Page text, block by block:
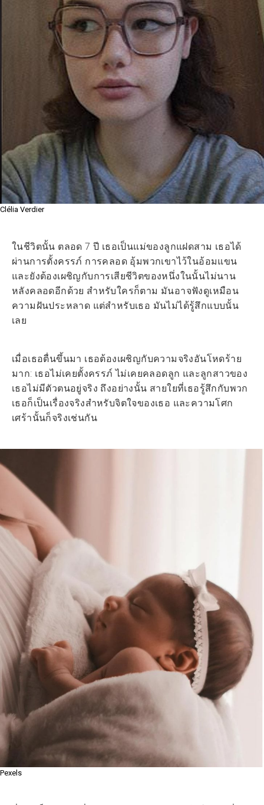
Clélia Verdier
ในชีวิตนั้น ตลอด 7 ปี เธอเป็นแม่ของลูกแฝดสาม เธอได้
ผ่านการตั้งครรภ์ การคลอด อุ้มพวกเขาไว้ในอ้อมแขน
และยังต้องเผชิญกับการเสียชีวิตของหนึ่งในนั้นไม่นาน
หลังคลอดอีกด้วย สำหรับใครก็ตาม มันอาจฟังดูเหมือน
ความฝันประหลาด แต่สำหรับเธอ มันไม่ได้รู้สึกแบบนั้น
เลย
เมื่อเธอตื่นขึ้นมา เธอต้องเผชิญกับความจริงอันโหดร้าย
มาก: เธอไม่เคยตั้งครรภ์ ไม่เคยคลอดลูก และลูกสาวของ
เธอไม่มีตัวตนอยู่จริง ถึงอย่างนั้น สายใยที่เธอรู้สึกกับพวก
เธอก็เป็นเรื่องจริงสำหรับจิตใจของเธอ และความโศก
เศร้านั้นก็จริงเช่นกัน
Pexels